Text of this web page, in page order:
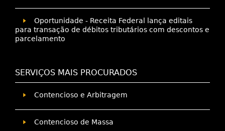
Oportunidade - Receita Federal lança editais
para transação de débitos tributários com descontos e
parcelamento
SERVIÇOS MAIS PROCURADOS
Contencioso e Arbitragem
Contencioso de Massa